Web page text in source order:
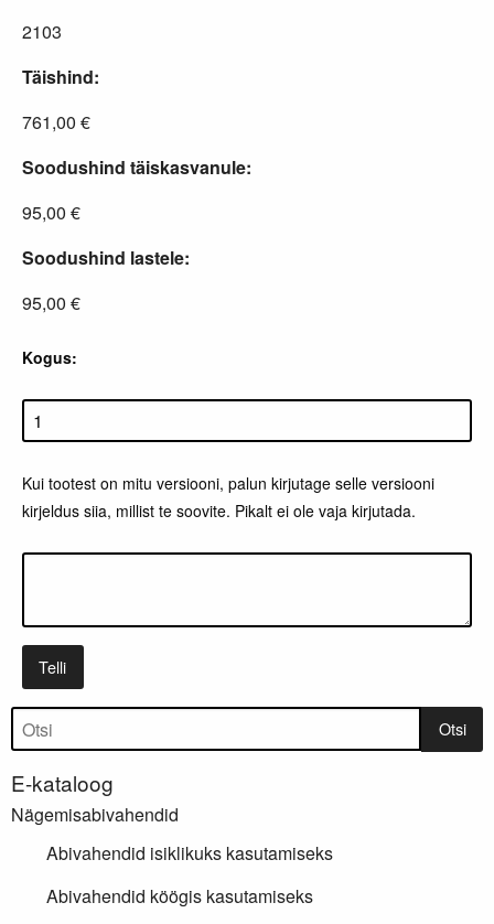
2103
Täishind:
761,00 €
Soodushind täiskasvanule:
95,00 €
Soodushind lastele:
95,00 €
Kogus:
Kui tootest on mitu versiooni, palun kirjutage selle versiooni
kirjeldus siia, millist te soovite. Pikalt ei ole vaja kirjutada.
Telli
Tootepuu Otsi
E-kataloog
Nägemisabivahendid
Abivahendid isiklikuks kasutamiseks
Abivahendid köögis kasutamiseks